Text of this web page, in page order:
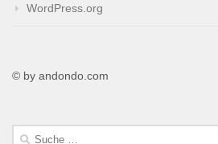
WordPress.org
© by andondo.com
Suche